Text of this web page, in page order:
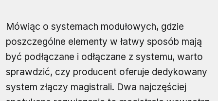
Mówiąc o systemach modułowych, gdzie
poszczególne elementy w łatwy sposób mają
być podłączane i odłączane z systemu, warto
sprawdzić, czy producent oferuje dedykowany
system złączy magistrali. Dwa najczęściej